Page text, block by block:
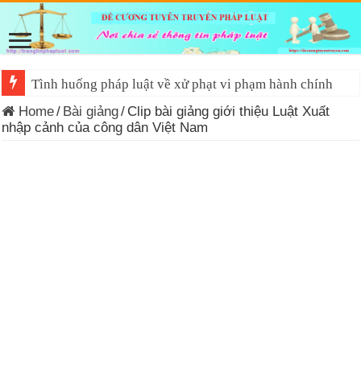
Tình huống pháp luật về xử phạt vi phạm hành chính
Home/ Bài giảng/ Clip bài giảng giới thiệu Luật Xuất
nhập cảnh của công dân Việt Nam